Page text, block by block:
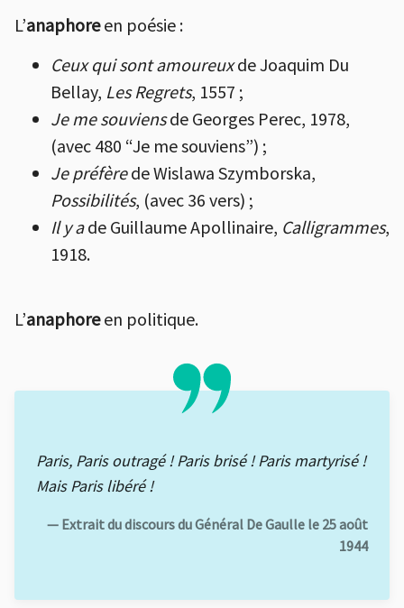
L’anaphoreen poésie :
Ceux qui sont amoureuxde Joaquim Du
Bellay, Les Regrets, 1557 ;
Je me souviensde Georges Perec, 1978,
(avec 480 “Je me souviens”) ;
Je préfèrede Wislawa Szymborska,
Possibilités, (avec 36 vers) ;
Il y ade Guillaume Apollinaire, Calligrammes,
1918.
L’anaphoreen politique.
Paris, Paris outragé ! Paris brisé ! Paris martyrisé !
Mais Paris libéré !
— Extrait du discours du Général De Gaulle le 25 août
1944